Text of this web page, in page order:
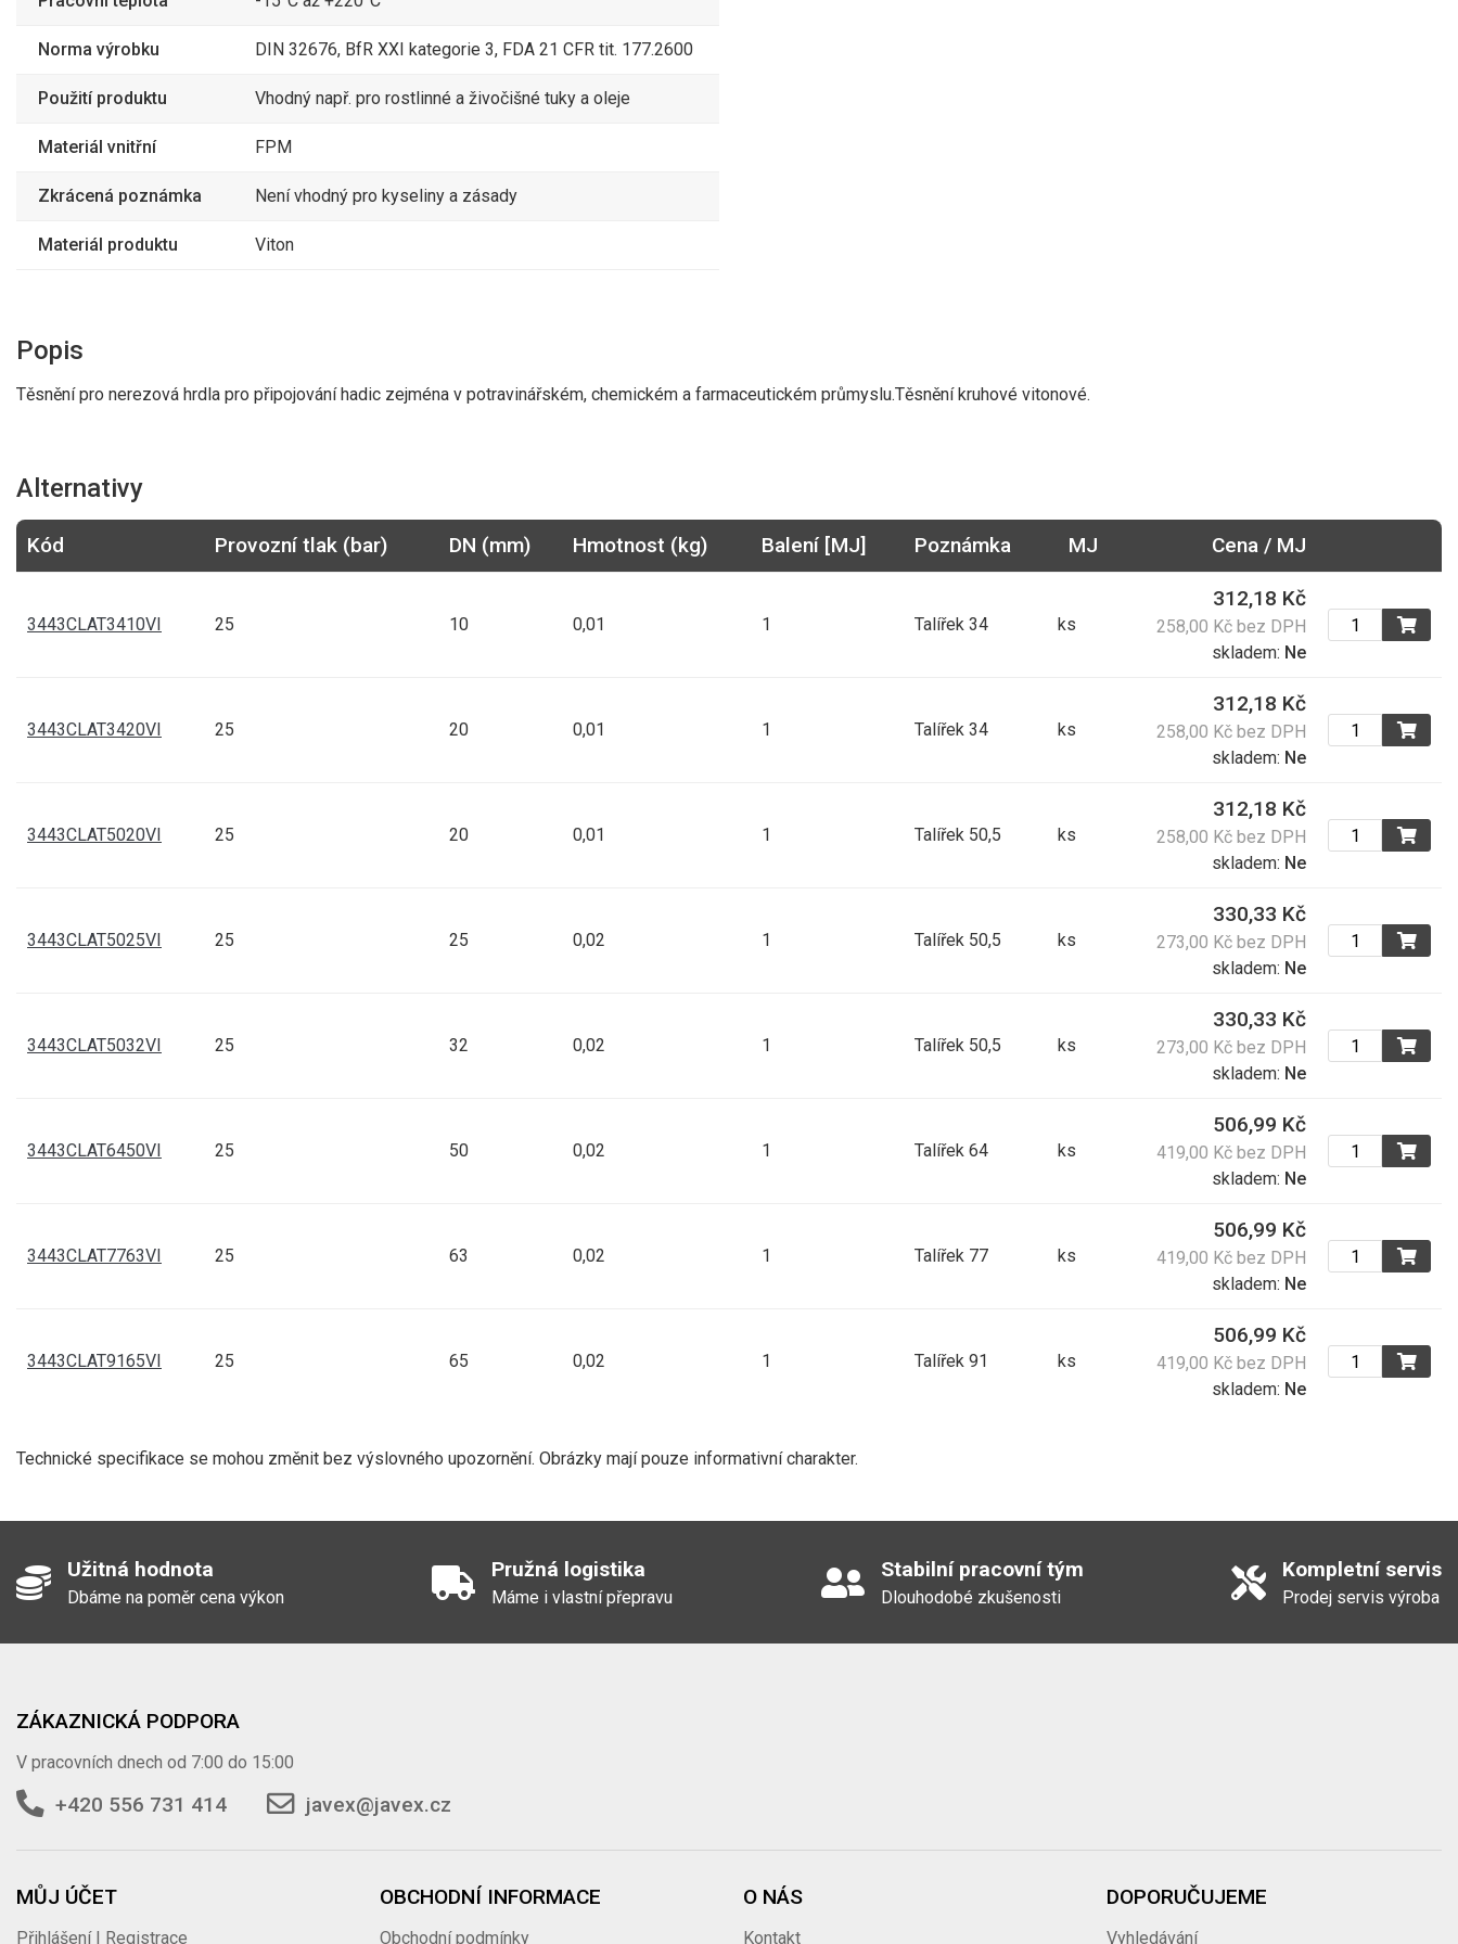
Norma výrobku DIN 32676, BfR XXI kategorie 3, FDA 21 CFR tit. 177.2600
Použití produktu Vhodný např. pro rostlinné a živočišné tuky a oleje
Materiál vnitřní FPM
Zkrácená poznámka Není vhodný pro kyseliny a zásady
Materiál produktu Viton
Popis
Těsnění pro nerezová hrdla pro připojování hadic zejména v potravinářském, chemickém a farmaceutickém průmyslu.Těsnění kruhové vitonové.
Alternativy
Kód Provozní tlak (bar) DN (mm) Hmotnost (kg) Balení [MJ] Poznámka MJ Cena / MJ
3443CLAT3410VI 25 10 0,01 1 Talířek 34 ks
312,18 Kč
258,00 Kč bez DPH
skladem: Ne
3443CLAT3420VI 25 20 0,01 1 Talířek 34 ks
312,18 Kč
258,00 Kč bez DPH
skladem: Ne
3443CLAT5020VI 25 20 0,01 1 Talířek 50,5 ks
312,18 Kč
258,00 Kč bez DPH
skladem: Ne
3443CLAT5025VI 25 25 0,02 1 Talířek 50,5 ks
330,33 Kč
273,00 Kč bez DPH
skladem: Ne
3443CLAT5032VI 25 32 0,02 1 Talířek 50,5 ks
330,33 Kč
273,00 Kč bez DPH
skladem: Ne
3443CLAT6450VI 25 50 0,02 1 Talířek 64 ks
506,99 Kč
419,00 Kč bez DPH
skladem: Ne
3443CLAT7763VI 25 63 0,02 1 Talířek 77 ks
506,99 Kč
419,00 Kč bez DPH
skladem: Ne
3443CLAT9165VI 25 65 0,02 1 Talířek 91 ks
506,99 Kč
419,00 Kč bez DPH
skladem: Ne
Technické specifikace se mohou změnit bez výslovného upozornění. Obrázky mají pouze informativní charakter.
Užitná hodnota
Dbáme na poměr cena výkon
Pružná logistika
Máme i vlastní přepravu
Stabilní pracovní tým
Dlouhodobé zkušenosti
Kompletní servis
Prodej servis výroba
ZÁKAZNICKÁ PODPORA
V pracovních dnech od 7:00 do 15:00
+420 556 731 414 javex@javex.cz
MŮJ ÚČET
Přihlášení | Registrace
OBCHODNÍ INFORMACE
Obchodní podmínky
O NÁS
Kontakt
DOPORUČUJEME
Vyhledávání